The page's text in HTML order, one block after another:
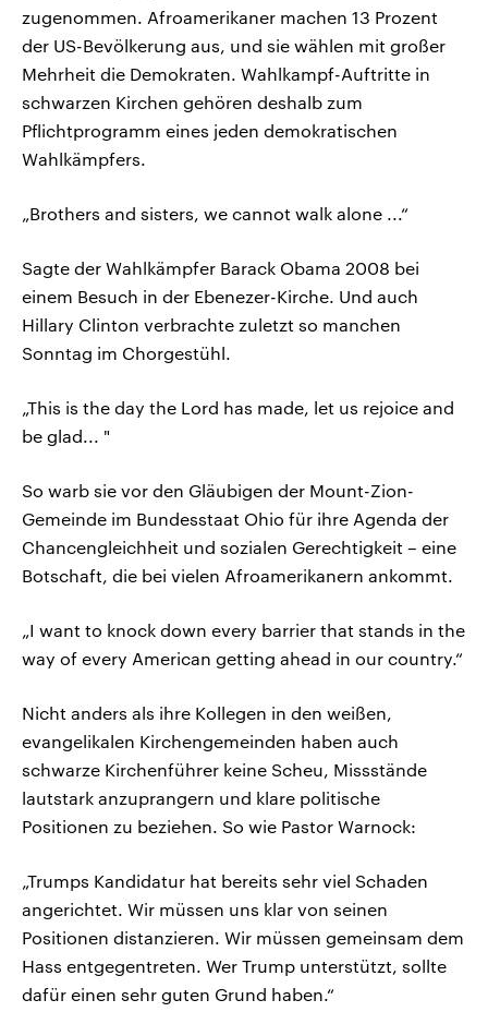
zugenommen. Afroamerikaner machen 13 Prozent
der US-Bevölkerung aus, und sie wählen mit großer
Mehrheit die Demokraten. Wahlkampf-Auftritte in
schwarzen Kirchen gehören deshalb zum
Pflichtprogramm eines jeden demokratischen
Wahlkämpfers.
„Brothers and sisters, we cannot walk alone ...“
Sagte der Wahlkämpfer Barack Obama 2008 bei
einem Besuch in der Ebenezer-Kirche. Und auch
Hillary Clinton verbrachte zuletzt so manchen
Sonntag im Chorgestühl.
„This is the day the Lord has made, let us rejoice and
be glad... "
So warb sie vor den Gläubigen der Mount-Zion-
Gemeinde im Bundesstaat Ohio für ihre Agenda der
Chancengleichheit und sozialen Gerechtigkeit – eine
Botschaft, die bei vielen Afroamerikanern ankommt.
„I want to knock down every barrier that stands in the
way of every American getting ahead in our country.“
Nicht anders als ihre Kollegen in den weißen,
evangelikalen Kirchengemeinden haben auch
schwarze Kirchenführer keine Scheu, Missstände
lautstark anzuprangern und klare politische
Positionen zu beziehen. So wie Pastor Warnock:
„Trumps Kandidatur hat bereits sehr viel Schaden
angerichtet. Wir müssen uns klar von seinen
Positionen distanzieren. Wir müssen gemeinsam dem
Hass entgegentreten. Wer Trump unterstützt, sollte
dafür einen sehr guten Grund haben.“